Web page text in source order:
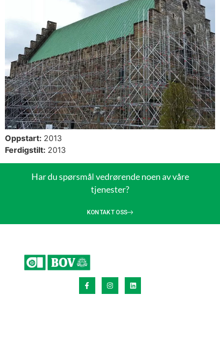
Oppstart: 2013
Ferdigstilt: 2013
Har du spørsmål vedrørende noen av våre
tjenester?
KONTAKT OSS